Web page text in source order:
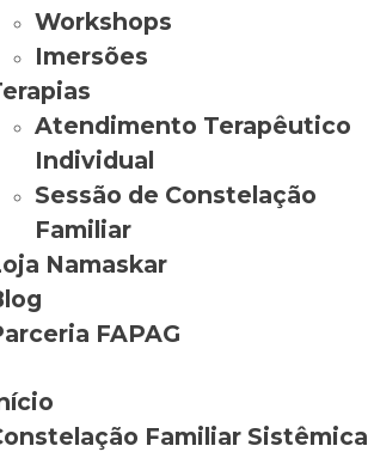
Workshops
Imersões
Atendimento Terapêutico
Individual
Sessão de Constelação
Familiar
Namaskar
FAPAG
Familiar Sistêmica